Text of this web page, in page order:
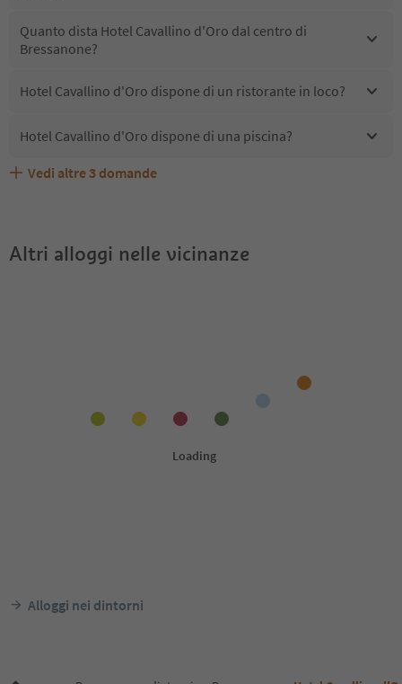
Quanto dista Hotel Cavallino d'Oro dal centro di
Bressanone?
Hotel Cavallino d'Oro dispone di un ristorante in loco?
Hotel Cavallino d'Oro dispone di una piscina?
Hotel Cavallino d'Oro accetta animali domestici?
Quali servizi/attività sono disponibili presso Hotel
Gli ospiti di Hotel Cavallino d'Oro ricevono l'Alto Adige
Vedi altre 3 domande
Altri alloggi nelle vicinanze
Alloggi nei dintorni